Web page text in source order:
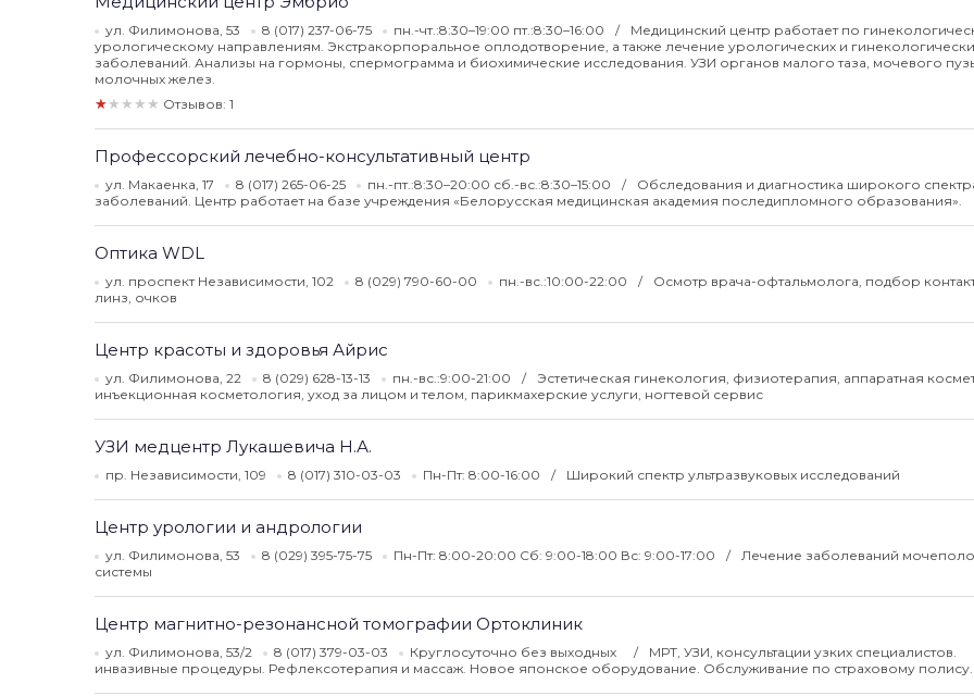
ул. Филимонова, 53 8 (017) 237-06-75 пн.-чт.:8:30–19:00 пт.:8:30–16:00
Медицинский центр работает по
урологическому направлениям. Экстракорпоральное оплодотворение, а также лечение урологических и
заболеваний. Анализы на гормоны, спермограмма и биохимические исследования. УЗИ органов малого таза, мочевого
молочных желез.
★★★★★ Отзывов: 1
Профессорский лечебно-консультативный центр
ул. Макаенка, 17 8 (017) 265-06-25 пн.-пт.:8:30–20:00 сб.-вс.:8:30–15:00
Обследования и диагностика широкого
заболеваний. Центр работает на базе учреждения «Белорусская медицинская академия последипломного образования».
Оптика WDL
ул. проспект Независимости, 102 8 (029) 790-60-00 пн.-вс.:10:00-22:00
Осмотр врача-офтальмолога, подбор
линз, очков
Центр красоты и здоровья Айрис
ул. Филимонова, 22 8 (029) 628-13-13 пн.-вс.:9:00-21:00
Эстетическая гинекология, физиотерапия, аппаратная
инъекционная косметология, уход за лицом и телом, парикмахерские услуги, ногтевой сервис
УЗИ медцентр Лукашевича Н.А.
пр. Независимости, 109 8 (017) 310-03-03 Пн-Пт: 8:00-16:00 Широкий спектр ультразвуковых исследований
Центр урологии и андрологии
ул. Филимонова, 53 8 (029) 395-75-75 Пн-Пт: 8:00-20:00 Сб: 9:00-18:00 Вс: 9:00-17:00
Лечение заболеваний
системы
Центр магнитно-резонансной томографии Ортоклиник
ул. Филимонова, 53/2 8 (017) 379-03-03 Круглосуточно без выходных
МРТ, УЗИ, консультации узких специалистов.
инвазивные процедуры. Рефлексотерапия и массаж. Новое японское оборудование. Обслуживание по страховому полису.